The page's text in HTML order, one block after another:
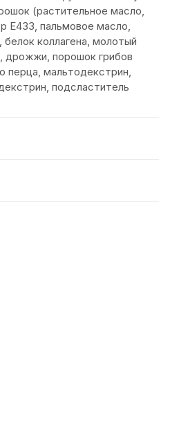
(растительное масло,
E433, пальмовое масло,
коллагена, молотый
дрожжи, порошок грибов
перца, мальтодекстрин,
подсластитель